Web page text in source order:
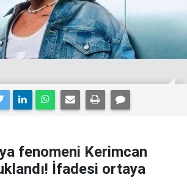
fenomeni Kerimcan
İfadesi ortaya